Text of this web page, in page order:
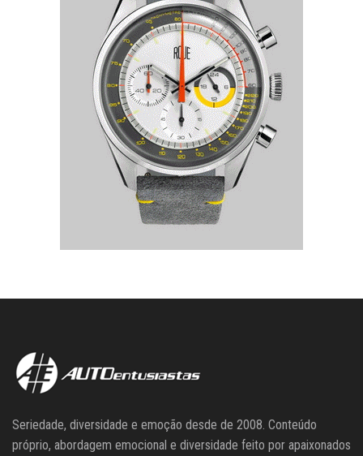
Seriedade, diversidade e emoção desde de 2008. Conteúdo
próprio, abordagem emocional e diversidade feito por apaixonados